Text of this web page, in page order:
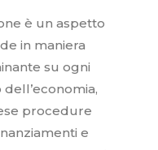
è un aspetto
in maniera
su ogni
procedure
e